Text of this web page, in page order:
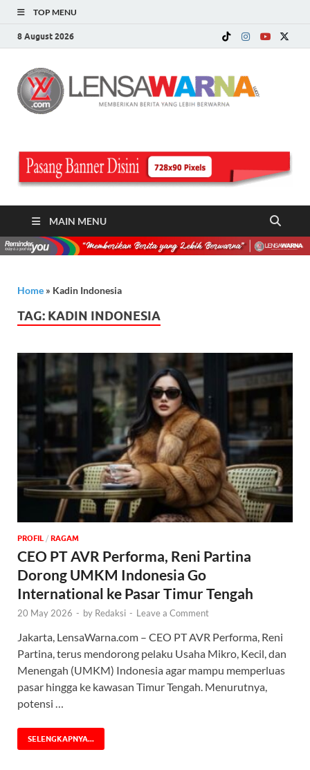
TOP MENU
8 August 2026
MAIN MENU
Home » Kadin Indonesia
TAG: KADIN INDONESIA
PROFIL / ‎RAGAM
CEO PT AVR Performa, Reni Partina
Dorong UMKM Indonesia Go
International ke Pasar Timur Tengah
20 May 2026 - by Redaksi - Leave a Comment
Jakarta, LensaWarna.com – CEO PT AVR Performa, Reni
Partina, terus mendorong pelaku Usaha Mikro, Kecil, dan
Menengah (UMKM) Indonesia agar mampu memperluas
pasar hingga ke kawasan Timur Tengah. Menurutnya,
potensi …
SELENGKAPNYA...